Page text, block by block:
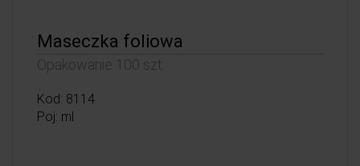
Maseczka foliowa
Opakowanie 100 szt.
Kod: 8114
Poj: ml